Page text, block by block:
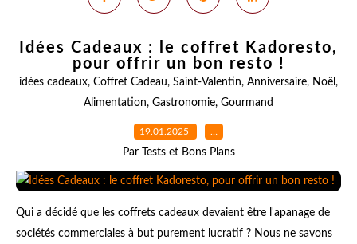
Idées Cadeaux : le coffret Kadoresto,
pour offrir un bon resto !
idées cadeaux, Coffret Cadeau, Saint-Valentin, Anniversaire, Noël ,
Alimentation, Gastronomie, Gourmand
19.01.2025 …
Par Tests et Bons Plans
Qui a décidé que les coffrets cadeaux devaient être l'apanage de
sociétés commerciales à but purement lucratif ? Nous ne savons